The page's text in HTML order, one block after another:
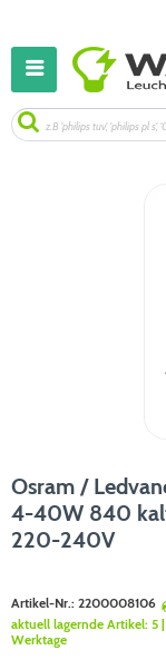
Osram /
4-40W 840
220-240V
Artikel-Nr.: 2200008106
aktuell lagernde Artikel: 5
Werktage